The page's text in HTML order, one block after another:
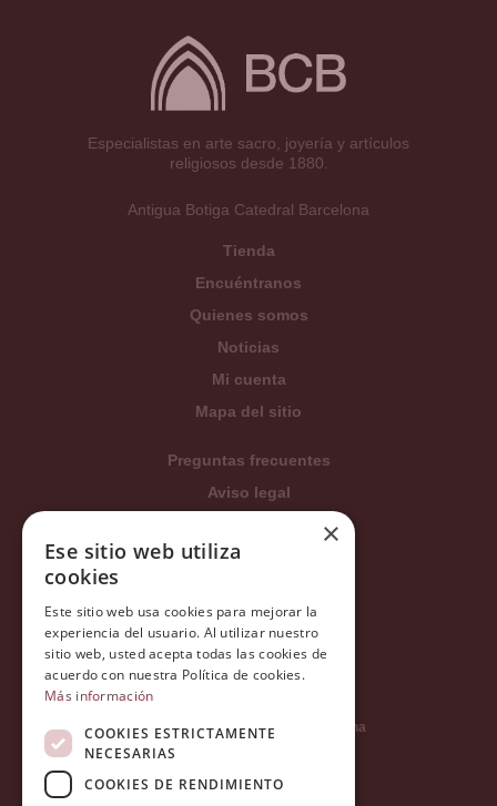
Especialistas en arte sacro, joyería y artículos
religiosos desde 1880.
Antigua Botiga Catedral Barcelona
Tienda
Encuéntranos
Quienes somos
Noticias
Mi cuenta
Mapa del sitio
Preguntas frecuentes
Aviso legal
Condiciones generales
Política de privacidad
Política Integrada
Tratamiento de datos
Carrer del Duc, 12 - 08002 Barcelona
×
Ese sitio web utiliza
cookies
Este sitio web usa cookies para mejorar la
experiencia del usuario. Al utilizar nuestro
sitio web, usted acepta todas las cookies de
acuerdo con nuestra Política de cookies.
Más información
COOKIES ESTRICTAMENTE
NECESARIAS
COOKIES DE RENDIMIENTO